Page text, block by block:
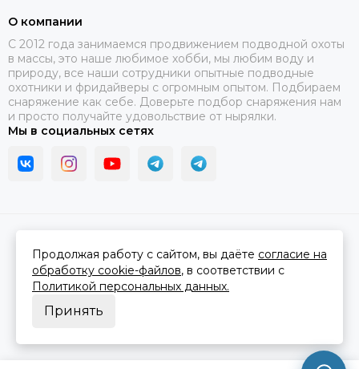
О компании
C 2012 года занимаемся продвижением подводной охоты
в массы, это наше любимое хобби, мы любим воду и
природу, все наши сотрудники опытные подводные
охотники и фридайверы с огромным опытом. Подбираем
снаряжение как себе. Доверьте подбор снаряжения нам
и просто получайте удовольствие от нырялки.
Мы в социальных сетях
Сделано вMOSK.STUDIOдля платформыInSales
Продолжая работу с сайтом, вы даёте согласие на
обработку cookie-файлов, в соответствии с
Политикой персональных данных.
Принять